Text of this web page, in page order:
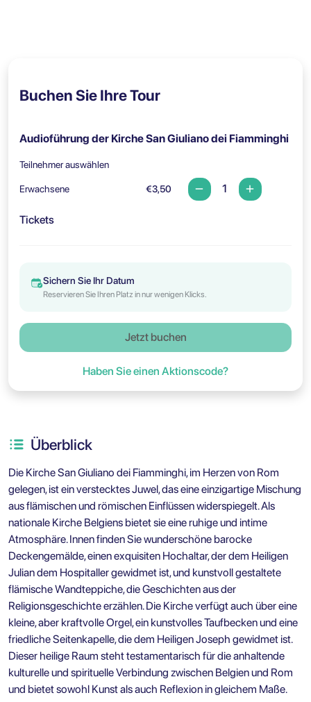
Buchen Sie Ihre Tour
Audioführung der Kirche San Giuliano dei Fiamminghi
Teilnehmer auswählen
Erwachsene €3,50
Tickets
Sichern Sie Ihr Datum
Reservieren Sie Ihren Platz in nur wenigen Klicks.
Jetzt buchen
Haben Sie einen Aktionscode?
Überblick
Die Kirche San Giuliano dei Fiamminghi, im Herzen von Rom
gelegen, ist ein verstecktes Juwel, das eine einzigartige Mischung
aus flämischen und römischen Einflüssen widerspiegelt. Als
nationale Kirche Belgiens bietet sie eine ruhige und intime
Atmosphäre. Innen finden Sie wunderschöne barocke
Deckengemälde, einen exquisiten Hochaltar, der dem Heiligen
Julian dem Hospitaller gewidmet ist, und kunstvoll gestaltete
flämische Wandteppiche, die Geschichten aus der
Religionsgeschichte erzählen. Die Kirche verfügt auch über eine
kleine, aber kraftvolle Orgel, ein kunstvolles Taufbecken und eine
friedliche Seitenkapelle, die dem Heiligen Joseph gewidmet ist.
Dieser heilige Raum steht testamentarisch für die anhaltende
kulturelle und spirituelle Verbindung zwischen Belgien und Rom
und bietet sowohl Kunst als auch Reflexion in gleichem Maße.